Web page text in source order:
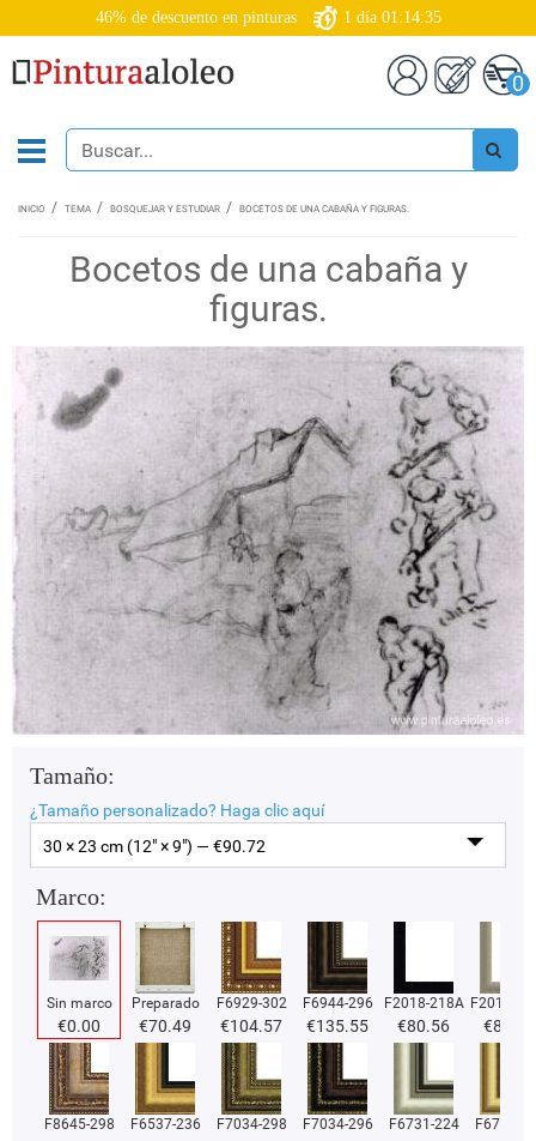
46% de descuento en pinturas 1 día 01:14:35
0
INICIO TEMA BOSQUEJAR Y ESTUDIAR BOCETOS DE UNA CABAÑA Y FIGURAS.
Bocetos de una cabaña y
figuras.
Tamaño:
¿Tamaño personalizado? Haga clic aquí
30 × 23 cm (12" × 9") — €90.72
Marco:
Sin marco
€0.00
Preparado
€70.49
F6929-302
€104.57
F6944-296
€135.55
F2018-218A
€80.56
F2018-
€80.56
F8645-298 F6537-236 F7034-298 F7034-296 F6731-224 F6731-